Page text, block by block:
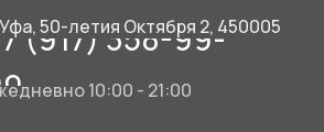
Уфа, 50-летия Октября 2, 450005
(917) 358-99-
10:00 - 21:00